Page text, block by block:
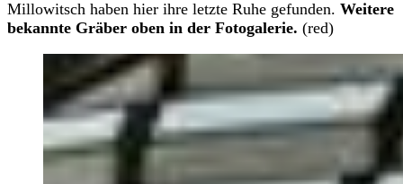
Millowitsch haben hier ihre letzte Ruhe gefunden. Weitere
bekannte Gräber oben in der Fotogalerie. (red)